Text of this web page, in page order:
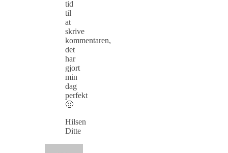
tid
til
at
skrive
kommentaren,
det
har
gjort
min
dag
perfekt
🙂
Hilsen
Ditte